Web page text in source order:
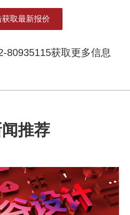
获取最新报价
80935115获取更多信息
推荐